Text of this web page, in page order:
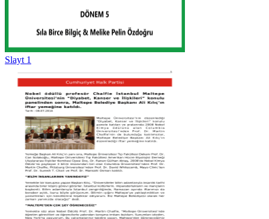
Slayt 1